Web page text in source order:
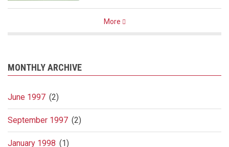
More
MONTHLY ARCHIVE
June 1997 (2)
September 1997 (2)
January 1998 (1)